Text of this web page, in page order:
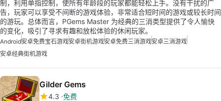
制，利用单指控制，使所有年龄段的玩家都能轻松上手。没有干扰的广
告，玩家可以享受不间断的游戏体验，非常适合短时间的游戏或较长时间
的游玩。总体而言，PGems Master 为经典的三消类型提供了令人愉快
的变化，吸引了寻求有趣和放松体验的休闲玩家。
Android安卓免费宝石游戏安卓街机游戏安卓免费三消游戏安卓三消游戏
安卓经典街机游戏
Gilder Gems
4.3 免费